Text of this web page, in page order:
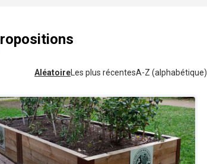
Aléatoire Les plus récentesA-Z (alphabétique)